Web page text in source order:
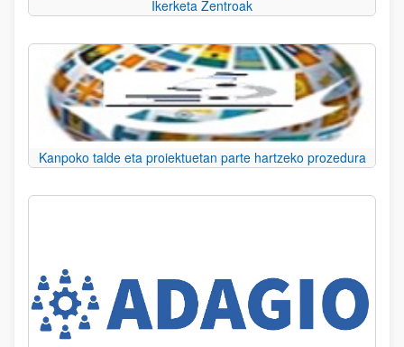
Ikerketa Zentroak
Kanpoko talde eta proiektuetan parte hartzeko prozedura